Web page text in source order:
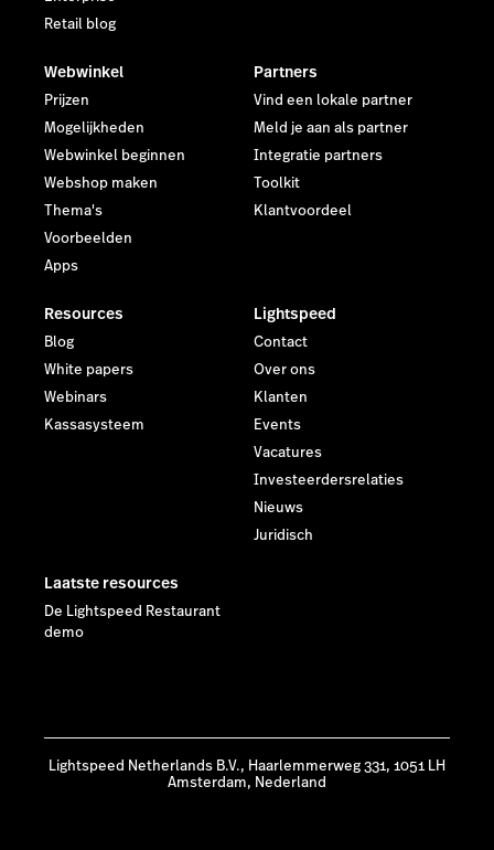
Retail blog
Webwinkel
Prijzen
Mogelijkheden
Webwinkel beginnen
Webshop maken
Thema's
Voorbeelden
Apps
Partners
Vind een lokale partner
Meld je aan als partner
Integratie partners
Toolkit
Klantvoordeel
Resources
Blog
White papers
Webinars
Kassasysteem
Lightspeed
Contact
Over ons
Klanten
Events
Vacatures
Investeerdersrelaties
Nieuws
Juridisch
Laatste resources
De Lightspeed Restaurant
demo
Lightspeed Netherlands B.V., Haarlemmerweg 331, 1051 LH
Amsterdam, Nederland